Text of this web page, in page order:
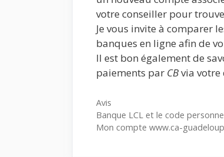
votre conseiller pour
Je vous invite à comparer
banques en ligne afin de
Il est bon également de
paiements par CBvia votre
Catégories
Avis
Banque LCL et le code
Mon compte www.ca-